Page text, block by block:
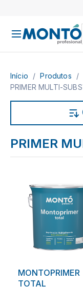
Início / Produtos /
PRIMER MULTI-
PRIMER
MONTOPRIMER
TOTAL